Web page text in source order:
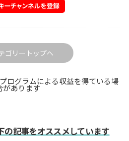
ゴリートップへ
ログラムによる収益を得ている場
があります
の記事をオススメしています